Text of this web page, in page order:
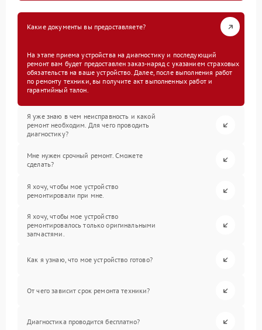
Какие документы вы предоставляете?
На этапе приема устройства на диагностику и последующий
ремонт вам будет предоставлен заказ-наряд с указанием страховых
обязательств на ваше устройство. Далее, после выполнения работ
по ремонту техники, вы получите акт выполненных работ и
гарантийный талон.
Я уже знаю в чем неисправность и какой
ремонт необходим. Для чего проводить
диагностику?
Мне нужен срочный ремонт. Сможете
сделать?
Я хочу, чтобы мое устройство
ремонтировали при мне.
Я хочу, чтобы мое устройство
ремонтировалось только оригинальными
запчастями.
Как я узнаю, что мое устройство готово?
От чего зависит срок ремонта техники?
Диагностика проводится бесплатно?